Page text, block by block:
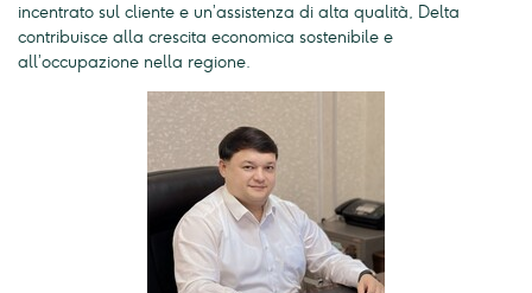
incentrato sul cliente e un’assistenza di alta qualità, Delta
contribuisce alla crescita economica sostenibile e
all’occupazione nella regione.